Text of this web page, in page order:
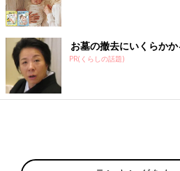
合、長男は1歳5カ月、次男は1歳4カ
りました。
昼寝が１日１回でOKか、まだ２
サインで確認を
【まだ、１日2回の昼寝が必要なサイ
のお迎え時に、グズグ
４ 夕食やおふろの時間に、グズグ
お墓の撤去にいくらか
PR(くらしの話題)